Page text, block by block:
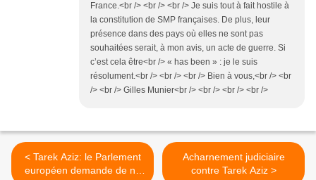
France.<br /> <br /> <br /> Je suis tout à fait hostile à
la constitution de SMP françaises. De plus, leur
présence dans des pays où elles ne sont pas
souhaitées serait, à mon avis, un acte de guerre. Si
c’est cela être<br /> « has been » : je le suis
résolument.<br /> <br /> <br /> Bien à vous,<br /> <br
/> <br /> Gilles Munier<br /> <br /> <br /> <br />
< Tarek Aziz: le Parlement
européen demande de ne
Acharnement judiciaire
contre Tarek Aziz >